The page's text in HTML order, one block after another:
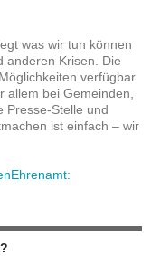
was wir tun können
Krisen. Die
verfügbar
allem bei Gemeinden,
Presse-Stelle und
ist einfach – wir